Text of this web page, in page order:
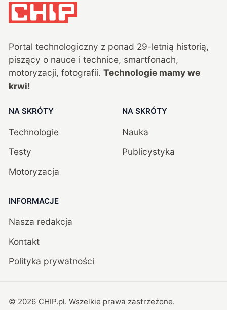
Portal technologiczny z ponad 29-letnią historią,
piszący o nauce i technice, smartfonach,
motoryzacji, fotografii. Technologie mamy we
krwi!
NA SKRÓTY
Technologie
Testy
Motoryzacja
NA SKRÓTY
Nauka
Publicystyka
INFORMACJE
Nasza redakcja
Kontakt
Polityka prywatności
© 2026 CHIP.pl. Wszelkie prawa zastrzeżone.